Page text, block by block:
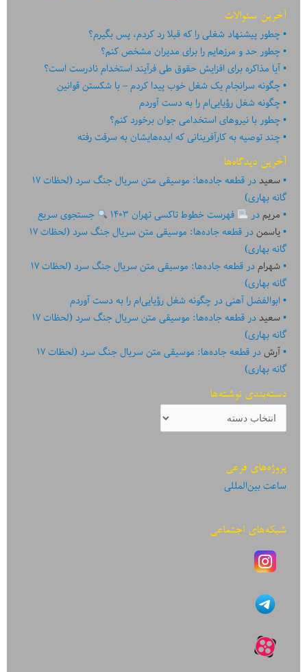
آخرین سئوالات
چطور پیشنهاد شغلی را که قبلا رد کردم، پس بگیرم؟
چطور حد و مرزهایم را برای مدیران مشخص کنم؟
آیا مذاکره برای افزایش حقوق طی فرآیند استخدام نادرست است؟
چگونه سرانجام یک شغل خوب پیدا کردم – با شکستن قوانین
چگونه شغل رؤیایی‌ام را به دست آوردم
چطور با نیروهای استخدامی جوان برخورد کنم؟
چند توصیه به کارآفرینانی که ایده‏‏‌‏‏‌هایشان به سرقت رفته
آخرین دیدگاه‌ها
سعیددر
قطعه جاده‌ها: موسیقی متن سریال جنگ سرد (لحظات ۱۷
گانه بهاری)
مریمدر فهرست خطوط تاکسی تهران ۱۴۰۳
جستجوی سریع
یاسمندر
قطعه جاده‌ها: موسیقی متن سریال جنگ سرد (لحظات ۱۷
گانه بهاری)
شهرامدر
قطعه جاده‌ها: موسیقی متن سریال جنگ سرد (لحظات ۱۷
گانه بهاری)
ابوالفضل آهنیدرچگونه شغل رؤیایی‌ام را به دست آوردم
سعیددر
قطعه جاده‌ها: موسیقی متن سریال جنگ سرد (لحظات ۱۷
گانه بهاری)
آرشدر
قطعه جاده‌ها: موسیقی متن سریال جنگ سرد (لحظات ۱۷
گانه بهاری)
دسته‌بندی نوشته‌ها
دسته‌بندی
نوشته‌ها
پروژه‌های فرعی
ساعت بین‌المللی
شبکه‌های اجتماعی